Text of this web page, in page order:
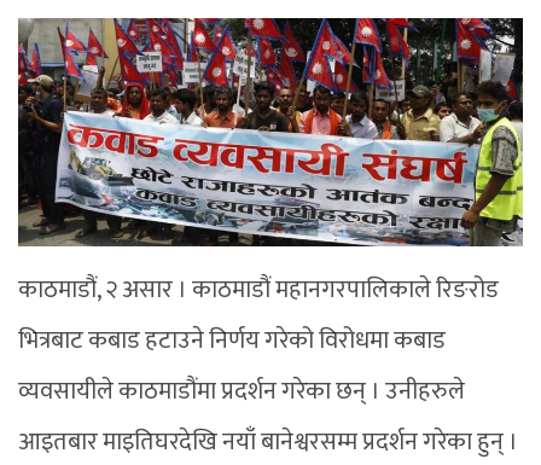
काठमाडौं, २ असार । काठमाडौं महानगरपालिकाले रिङरोड
भित्रबाट कबाड हटाउने निर्णय गरेको विरोधमा कबाड
व्यवसायीले काठमाडौंमा प्रदर्शन गरेका छन् । उनीहरुले
आइतबार माइतिघरदेखि नयाँ बानेश्वरसम्म प्रदर्शन गरेका हुन् ।